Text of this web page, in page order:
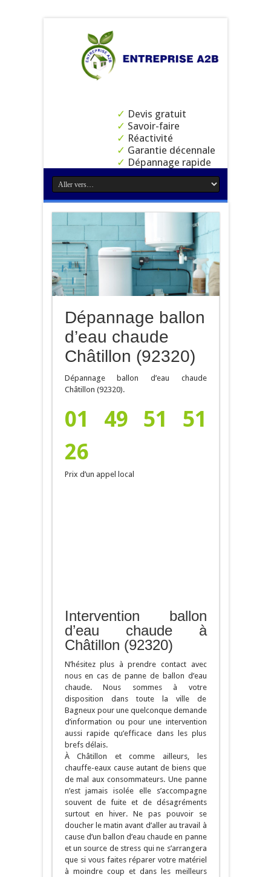
✓ Devis gratuit
✓ Savoir-faire
✓ Réactivité
✓ Garantie décennale
✓ Dépannage rapide
Dépannage ballon
d’eau chaude
Châtillon (92320)
Dépannage ballon d’eau chaude
Châtillon (92320).
01 49 51 51
26
Prix d’un appel local
Intervention ballon
d’eau chaude à
Châtillon (92320)
N’hésitez plus à prendre contact avec
nous en cas de panne de ballon d’eau
chaude. Nous sommes à votre
disposition dans toute la ville de
Bagneux pour une quelconque demande
d’information ou pour une intervention
aussi rapide qu’efficace dans les plus
brefs délais.
À Châtillon et comme ailleurs, les
chauffe-eaux cause autant de biens que
de mal aux consommateurs. Une panne
n’est jamais isolée elle s’accompagne
souvent de fuite et de désagréments
surtout en hiver. Ne pas pouvoir se
doucher le matin avant d’aller au travail à
cause d’un ballon d’eau chaude en panne
et un source de stress qui ne s’arrangera
que si vous faites réparer votre matériel
à moindre coup et dans les meilleurs